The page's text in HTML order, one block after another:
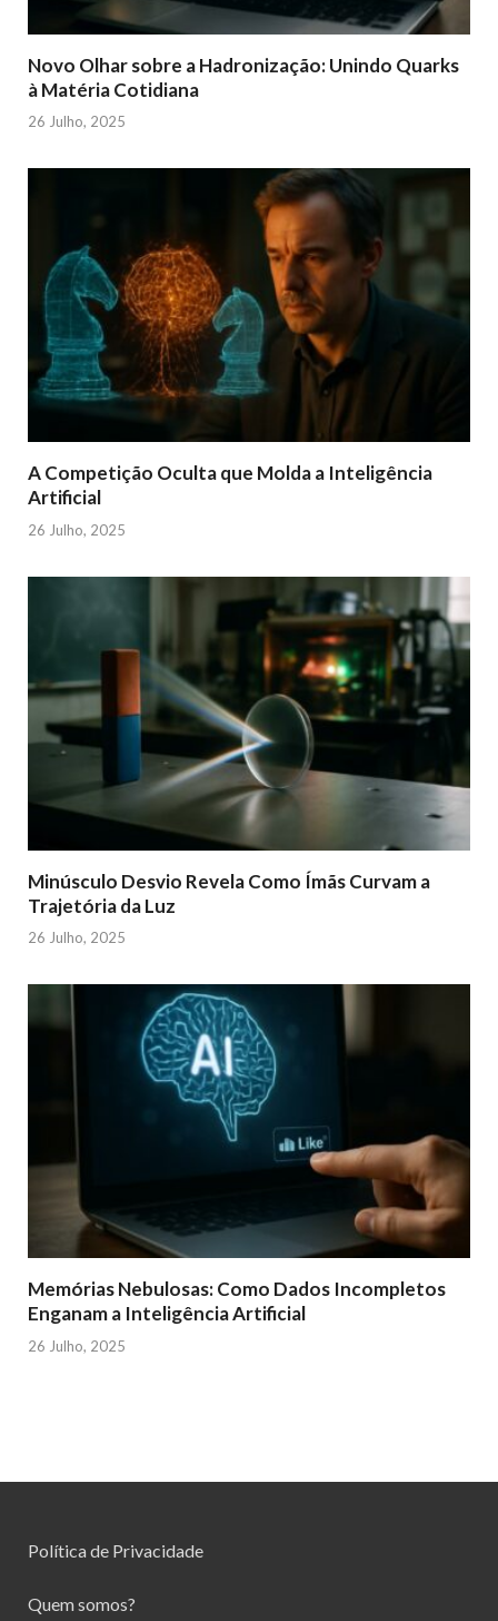
Novo Olhar sobre a Hadronização: Unindo Quarks
à Matéria Cotidiana
26 Julho, 2025
A Competição Oculta que Molda a Inteligência
Artificial
26 Julho, 2025
Minúsculo Desvio Revela Como Ímãs Curvam a
Trajetória da Luz
26 Julho, 2025
Memórias Nebulosas: Como Dados Incompletos
Enganam a Inteligência Artificial
26 Julho, 2025
Política de Privacidade
Quem somos?